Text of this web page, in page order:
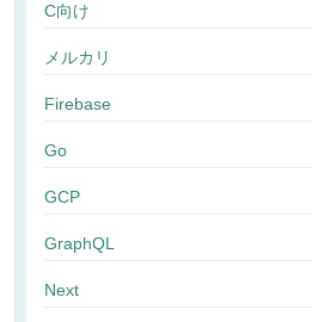
C向け
メルカリ
Firebase
Go
GCP
GraphQL
Next